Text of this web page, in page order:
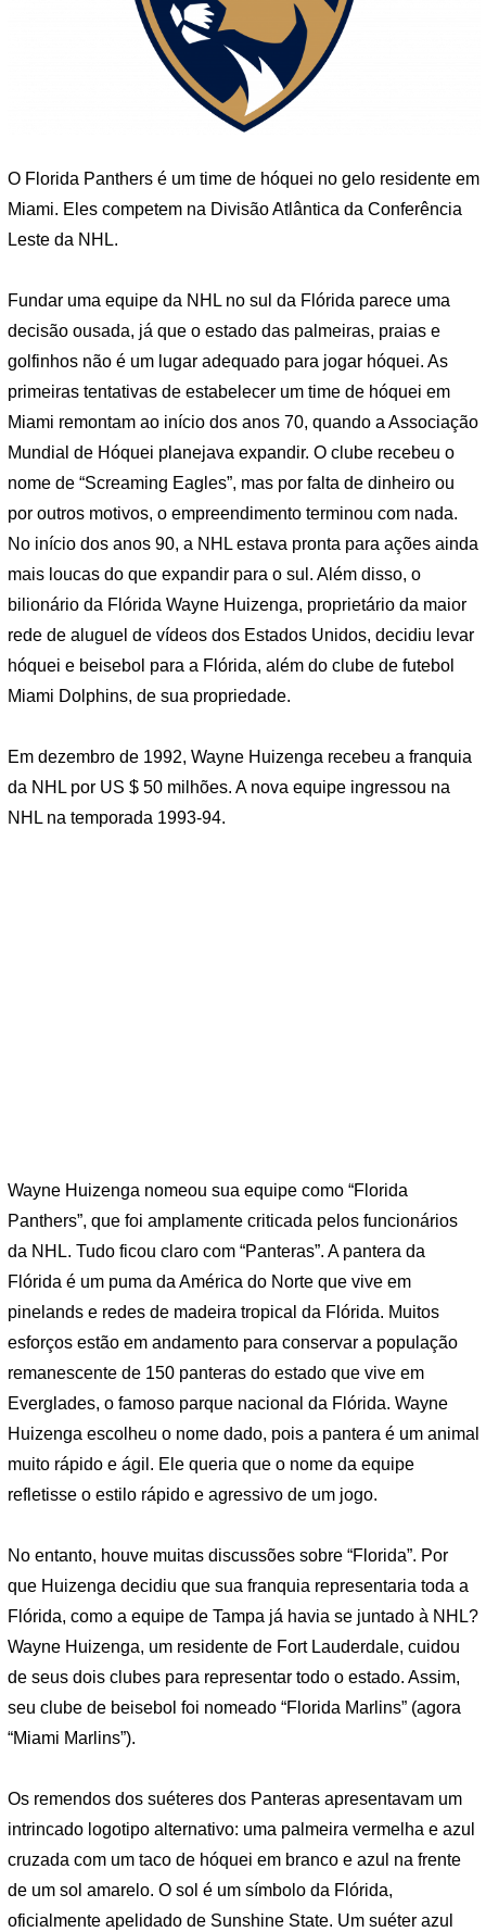
O Florida Panthers é um time de hóquei no gelo residente em
Miami. Eles competem na Divisão Atlântica da Conferência
Leste da NHL.
Fundar uma equipe da NHL no sul da Flórida parece uma
decisão ousada, já que o estado das palmeiras, praias e
golfinhos não é um lugar adequado para jogar hóquei. As
primeiras tentativas de estabelecer um time de hóquei em
Miami remontam ao início dos anos 70, quando a Associação
Mundial de Hóquei planejava expandir. O clube recebeu o
nome de “Screaming Eagles”, mas por falta de dinheiro ou
por outros motivos, o empreendimento terminou com nada.
No início dos anos 90, a NHL estava pronta para ações ainda
mais loucas do que expandir para o sul. Além disso, o
bilionário da Flórida Wayne Huizenga, proprietário da maior
rede de aluguel de vídeos dos Estados Unidos, decidiu levar
hóquei e beisebol para a Flórida, além do clube de futebol
Miami Dolphins, de sua propriedade.
Em dezembro de 1992, Wayne Huizenga recebeu a franquia
da NHL por US $ 50 milhões. A nova equipe ingressou na
NHL na temporada 1993-94.
Wayne Huizenga nomeou sua equipe como “Florida
Panthers”, que foi amplamente criticada pelos funcionários
da NHL. Tudo ficou claro com “Panteras”. A pantera da
Flórida é um puma da América do Norte que vive em
pinelands e redes de madeira tropical da Flórida. Muitos
esforços estão em andamento para conservar a população
remanescente de 150 panteras do estado que vive em
Everglades, o famoso parque nacional da Flórida. Wayne
Huizenga escolheu o nome dado, pois a pantera é um animal
muito rápido e ágil. Ele queria que o nome da equipe
refletisse o estilo rápido e agressivo de um jogo.
No entanto, houve muitas discussões sobre “Florida”. Por
que Huizenga decidiu que sua franquia representaria toda a
Flórida, como a equipe de Tampa já havia se juntado à NHL?
Wayne Huizenga, um residente de Fort Lauderdale, cuidou
de seus dois clubes para representar todo o estado. Assim,
seu clube de beisebol foi nomeado “Florida Marlins” (agora
“Miami Marlins”).
Os remendos dos suéteres dos Panteras apresentavam um
intrincado logotipo alternativo: uma palmeira vermelha e azul
cruzada com um taco de hóquei em branco e azul na frente
de um sol amarelo. O sol é um símbolo da Flórida,
oficialmente apelidado de Sunshine State. Um suéter azul